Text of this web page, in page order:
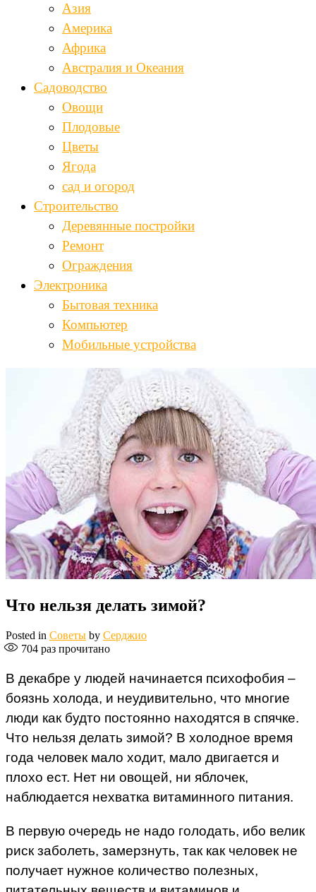
Азия
Америка
Африка
Австралия и Океания
Садоводство
Овощи
Плодовые
Цветы
Ягода
сад и огород
Строительство
Деревянные постройки
Ремонт
Ограждения
Электроника
Бытовая техника
Компьютер
Мобильные устройства
Что нельзя делать зимой?
Posted in Советы by Серджио
704 раз прочитано
В декабре у людей начинается психофобия –
боязнь холода, и неудивительно, что многие
люди как будто постоянно находятся в спячке.
Что нельзя делать зимой? В холодное время
года человек мало ходит, мало двигается и
плохо ест. Нет ни овощей, ни яблочек,
наблюдается нехватка витаминного питания.
В первую очередь не надо голодать, ибо велик
риск заболеть, замерзнуть, так как человек не
получает нужное количество полезных,